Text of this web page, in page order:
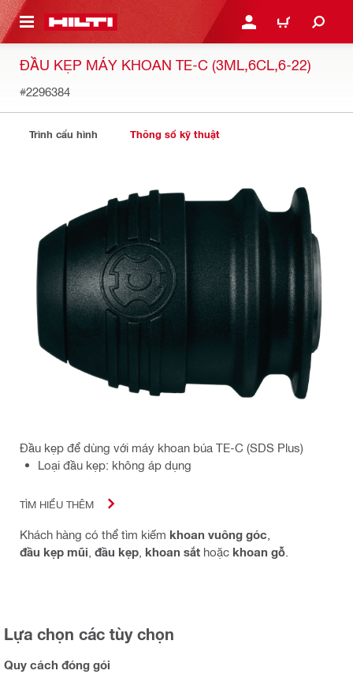
NỘI DUNG CHÍNH ĐĂNG NHẬP HOẶC
GIỎ HÀNG
ĐẦU KẸP MÁY KHOAN TE-C (3ML,6CL,6-22)
#2296384
Trình cấu hình Thông số kỹ thuật
Đầu kẹp để dùng với máy khoan búa TE-C (SDS Plus)
Loại đầu kẹp: không áp dụng
TÌM HIỂU THÊM
Khách hàng có thể tìm kiếm khoan vuông góc
đầu kẹp mũi đầu kẹp khoan sắt hoặc khoan gỗ
Lựa chọn các tùy chọn
Quy cách đóng gói